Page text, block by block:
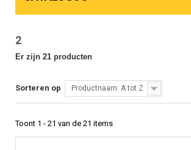
2
Er zijn 21 producten
Sorteren op Productnaam: A tot Z
Toont 1 - 21 van de 21 items